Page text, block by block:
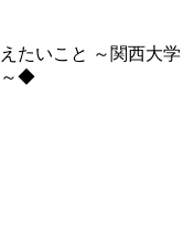
たいこと ～関西大学
～◆